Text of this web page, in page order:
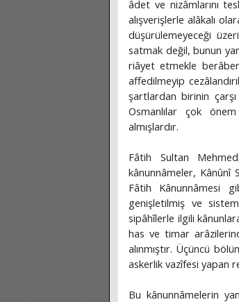
âdet ve nizâmlarını
alışverişlerle alâkalı
düşürülemeyeceği
satmak değil, bunun
riâyet etmekle
affedilmeyip
şartlardan birinin
Osmanlılar çok
almışlardır.
Fâtih Sultan
kânunnâmeler, Kânûnî
Fâtih Kânunnâmesi
genişletilmiş ve
sipâhîlerle ilgili
has ve timar
alınmıştır. Üçüncü
askerlik vazîfesi yapan
Bu kânunnâmelerin